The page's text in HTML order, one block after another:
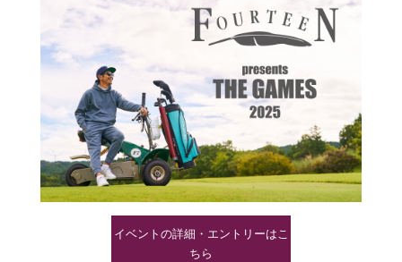
イベントの詳細・エントリーはこ
ちら